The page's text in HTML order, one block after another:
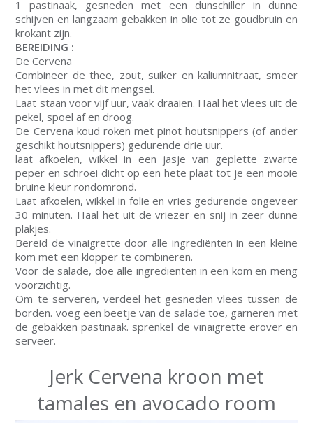
1 pastinaak, gesneden met een dunschiller in dunne
schijven en langzaam gebakken in olie tot ze goudbruin en
krokant zijn.
BEREIDING :
De Cervena
Combineer de thee, zout, suiker en kaliumnitraat, smeer
het vlees in met dit mengsel.
Laat staan voor vijf uur, vaak draaien. Haal het vlees uit de
pekel, spoel af en droog.
De Cervena koud roken met pinot houtsnippers (of ander
geschikt houtsnippers) gedurende drie uur.
laat afkoelen, wikkel in een jasje van geplette zwarte
peper en schroei dicht op een hete plaat tot je een mooie
bruine kleur rondomrond.
Laat afkoelen, wikkel in folie en vries gedurende ongeveer
30 minuten. Haal het uit de vriezer en snij in zeer dunne
plakjes.
Bereid de vinaigrette door alle ingrediënten in een kleine
kom met een klopper te combineren.
Voor de salade, doe alle ingrediënten in een kom en meng
voorzichtig.
Om te serveren, verdeel het gesneden vlees tussen de
borden. voeg een beetje van de salade toe, garneren met
de gebakken pastinaak. sprenkel de vinaigrette erover en
serveer.
Jerk Cervena kroon met
tamales en avocado room